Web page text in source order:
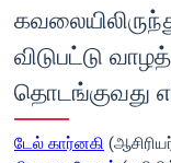
விடுபட்டு வாழத்
தொடங்குவது
டேல் கார்னகி